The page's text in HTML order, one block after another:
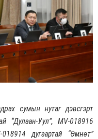
сумын нутаг дэвсгэрт
“Дулаан-Уул”, MV-018916
018914 дугаартай “Өмнөт”